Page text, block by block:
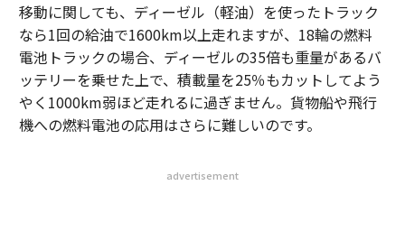
移動に関しても、ディーゼル（軽油）を使ったトラック
なら1回の給油で1600km以上走れますが、18輪の燃料
電池トラックの場合、ディーゼルの35倍も重量があるバ
ッテリーを乗せた上で、積載量を25％もカットしてよう
やく1000km弱ほど走れるに過ぎません。貨物船や飛行
機への燃料電池の応用はさらに難しいのです。
advertisement